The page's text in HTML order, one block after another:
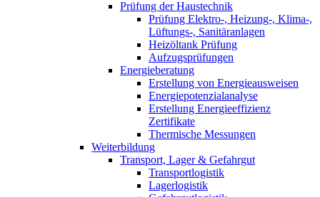
Prüfung der Haustechnik
Prüfung Elektro-, Heizung-, Klima-,
Lüftungs-, Sanitäranlagen
Heizöltank Prüfung
Aufzugsprüfungen
Energieberatung
Erstellung von Energieausweisen
Energiepotenzialanalyse
Erstellung Energieeffizienz
Zertifikate
Thermische Messungen
Weiterbildung
Transport, Lager & Gefahrgut
Transportlogistik
Lagerlogistik